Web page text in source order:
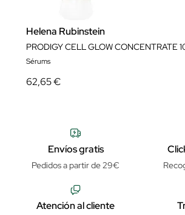
Helena Rubinstein
PRODIGY CELL GLOW CONCENTRATE
Sérums
62,65 €
Envíos gratis
Pedidos a partir de 29€
Atención al cliente